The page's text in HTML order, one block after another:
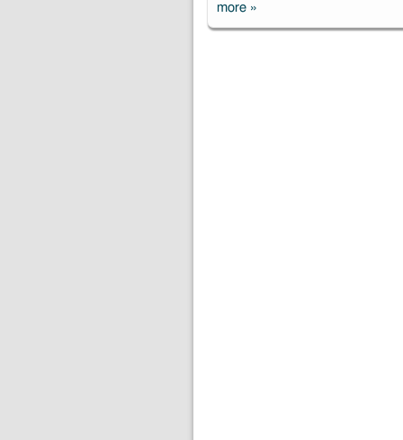
more Dostawa i
dystrybucja
»